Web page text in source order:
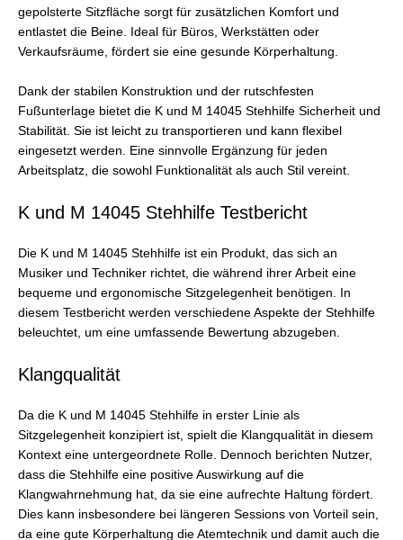
gepolsterte Sitzfläche sorgt für zusätzlichen Komfort und
entlastet die Beine. Ideal für Büros, Werkstätten oder
Verkaufsräume, fördert sie eine gesunde Körperhaltung.
Dank der stabilen Konstruktion und der rutschfesten
Fußunterlage bietet die K und M 14045 Stehhilfe Sicherheit und
Stabilität. Sie ist leicht zu transportieren und kann flexibel
eingesetzt werden. Eine sinnvolle Ergänzung für jeden
Arbeitsplatz, die sowohl Funktionalität als auch Stil vereint.
K und M 14045 Stehhilfe Testbericht
Die K und M 14045 Stehhilfe ist ein Produkt, das sich an
Musiker und Techniker richtet, die während ihrer Arbeit eine
bequeme und ergonomische Sitzgelegenheit benötigen. In
diesem Testbericht werden verschiedene Aspekte der Stehhilfe
beleuchtet, um eine umfassende Bewertung abzugeben.
Klangqualität
Da die K und M 14045 Stehhilfe in erster Linie als
Sitzgelegenheit konzipiert ist, spielt die Klangqualität in diesem
Kontext eine untergeordnete Rolle. Dennoch berichten Nutzer,
dass die Stehhilfe eine positive Auswirkung auf die
Klangwahrnehmung hat, da sie eine aufrechte Haltung fördert.
Dies kann insbesondere bei längeren Sessions von Vorteil sein,
da eine gute Körperhaltung die Atemtechnik und damit auch die